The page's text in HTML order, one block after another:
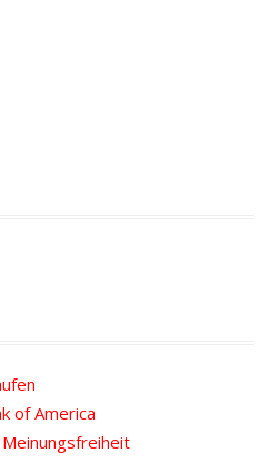
of America